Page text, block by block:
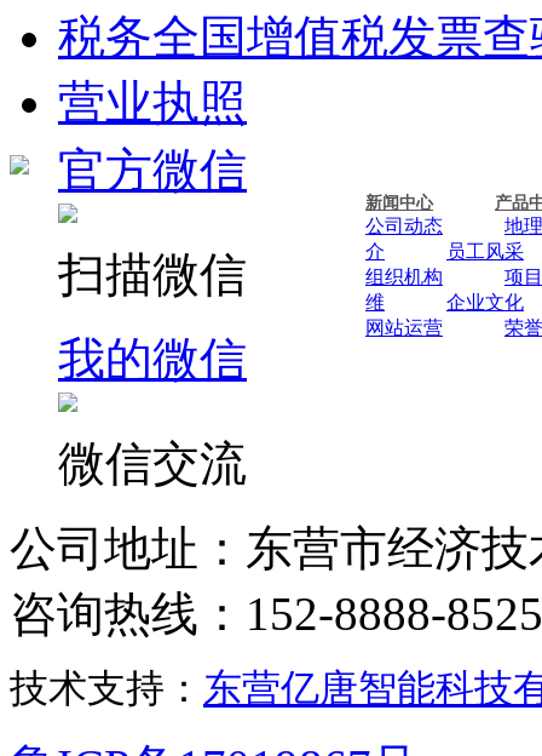
税务全国增值税发票
营业执照
新闻中心 产品
公司动态
地
介
员工风采
组织机构
项
维
企业文化
网站运营
荣
官方微信
扫描微信
我的微信
微信交流
公司地址：东营市经济
咨询热线：152-8888-8525
技术支持： 东营亿唐智能科技